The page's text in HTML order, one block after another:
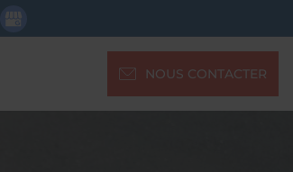
NOUS CONTACTER